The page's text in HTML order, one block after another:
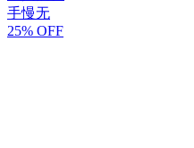
手慢无
25% OFF